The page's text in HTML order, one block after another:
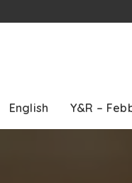
English Y&R –